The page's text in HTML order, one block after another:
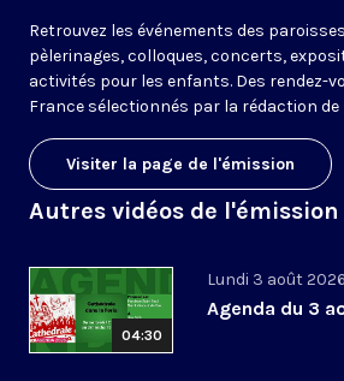
Retrouvez les événements des
pèlerinages, colloques, concerts,
activités pour les enfants. Des rendez-
France sélectionnés par la rédaction de
Visiter la page de l'émission
Autres vidéos de l'émission
04:30
Lundi 3 août 2026
Agenda du 3